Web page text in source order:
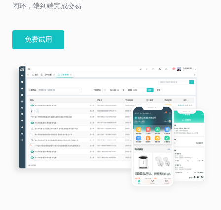
闭环，端到端完成交易
免费试用